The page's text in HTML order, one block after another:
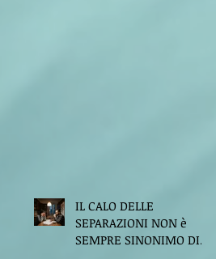
IL CALO DELLE
SEPARAZIONI NON è
SEMPRE SINONIMO DI